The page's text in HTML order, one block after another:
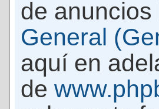
de
General
aquí en
de